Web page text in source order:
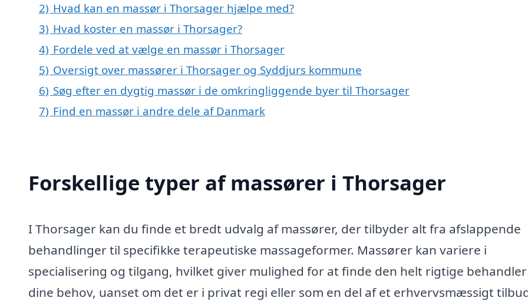
2) Hvad kan en massør i Thorsager hjælpe med?
3) Hvad koster en massør i Thorsager?
4) Fordele ved at vælge en massør i Thorsager
5) Oversigt over massører i Thorsager og Syddjurs kommune
6) Søg efter en dygtig massør i de omkringliggende byer til Thorsager
7) Find en massør i andre dele af Danmark
Forskellige typer af massører i Thorsager
I Thorsager kan du finde et bredt udvalg af massører, der tilbyder alt fra afslappende
behandlinger til specifikke terapeutiske massageformer. Massører kan variere i
specialisering og tilgang, hvilket giver mulighed for at finde den helt rigtige
dine behov, uanset om det er i privat regi eller som en del af et erhvervsmæssigt